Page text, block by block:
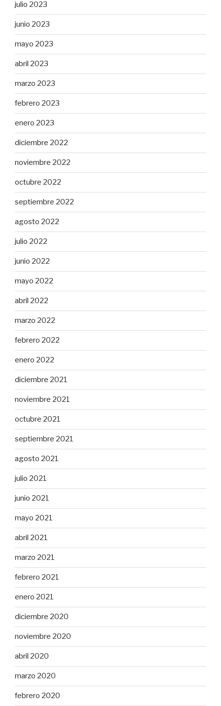
julio 2023
junio 2023
mayo 2023
abril 2023
marzo 2023
febrero 2023
enero 2023
diciembre 2022
noviembre 2022
octubre 2022
septiembre 2022
agosto 2022
julio 2022
junio 2022
mayo 2022
abril 2022
marzo 2022
febrero 2022
enero 2022
diciembre 2021
noviembre 2021
octubre 2021
septiembre 2021
agosto 2021
julio 2021
junio 2021
mayo 2021
abril 2021
marzo 2021
febrero 2021
enero 2021
diciembre 2020
noviembre 2020
abril 2020
marzo 2020
febrero 2020